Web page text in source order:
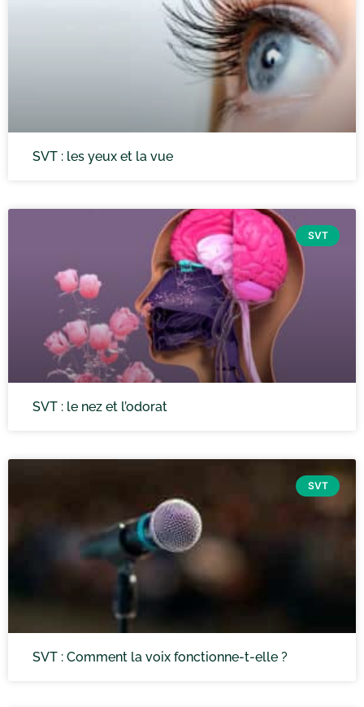
SVT : les yeux et la vue
SVT
SVT : le nez et l’odorat
SVT
SVT : Comment la voix fonctionne-t-elle ?